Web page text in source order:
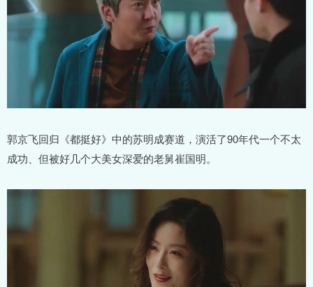
郭京飞回归《都挺好》中的苏明成赛道，演活了90年代一个不太
成功、但被好几个大美女深爱的老舅崔国明。